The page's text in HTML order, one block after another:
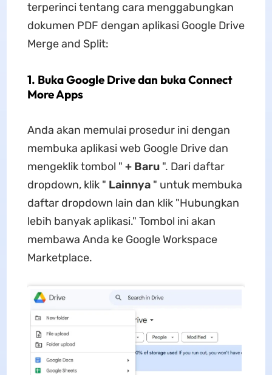
terperinci tentang cara menggabungkan
dokumen PDF dengan aplikasi Google Drive
Merge and Split:
1. Buka Google Drive dan buka Connect
More Apps
Anda akan memulai prosedur ini dengan
membuka aplikasi web Google Drive dan
mengeklik tombol " + Baru". Dari daftar
dropdown, klik " Lainnya" untuk membuka
daftar dropdown lain dan klik "Hubungkan
lebih banyak aplikasi." Tombol ini akan
membawa Anda ke Google Workspace
Marketplace.